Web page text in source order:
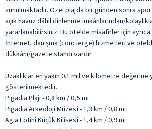
sunulmaktadır. Özel plajda bir günden sonra
açık havuz dâhil dinlenme imkânlarından/
yararlanabilirsiniz. Bu otelde misafirler için
İnternet, danışma (concierge) hizmetleri ve
dükkânı/gazete standı vardır.
Uzaklıklar en yakın 0.1 mil ve kilometre değerine
gösterilmektedir.
Pigadia Plajı - 0,8 km / 0,5 mi
Pigadia Arkeoloji Müzesi - 1,3 km / 0,8 mi
Agia Fotini Küçük Kilisesi - 1,4 km / 0,9 mi